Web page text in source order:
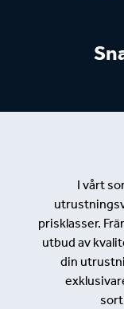
I vårt
prisklasser.
utbud av
din